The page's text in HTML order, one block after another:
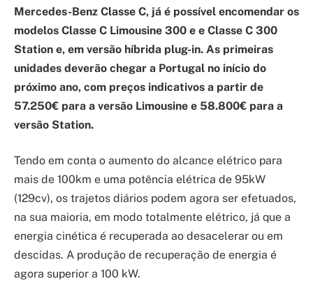
Mercedes-Benz Classe C, já é possível encomendar os
modelos Classe C Limousine 300 e e Classe C 300
Station e, em versão híbrida plug-in. As primeiras
unidades deverão chegar a Portugal no início do
próximo ano, com preços indicativos a partir de
57.250€ para a versão Limousine e 58.800€ para a
versão Station.
Tendo em conta o aumento do alcance elétrico para
mais de 100km e uma potência elétrica de 95kW
(129cv), os trajetos diários podem agora ser efetuados,
na sua maioria, em modo totalmente elétrico, já que a
energia cinética é recuperada ao desacelerar ou em
descidas. A produção de recuperação de energia é
agora superior a 100 kW.